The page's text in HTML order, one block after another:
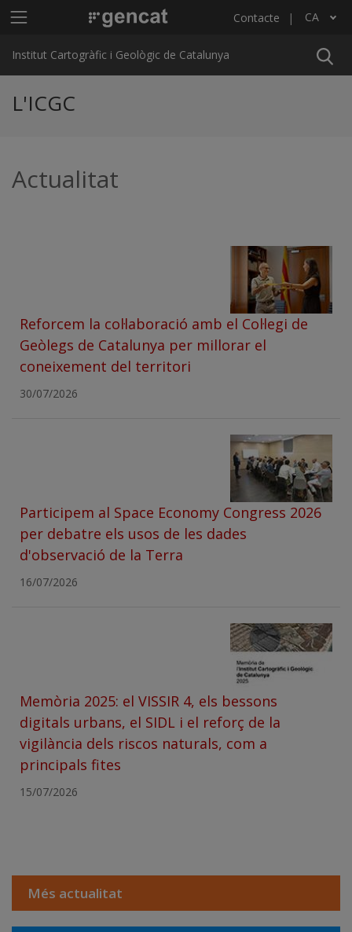
Menú principal ICGC Contacte CA
Llista les accions addicionals
Institut Cartogràfic i Geològic de Catalunya
L'ICGC
Actualitat
Reforcem la col·laboració amb el Col·legi de
Geòlegs de Catalunya per millorar el
coneixement del territori
30/07/2026
Participem al Space Economy Congress 2026
per debatre els usos de les dades
d'observació de la Terra
16/07/2026
Memòria 2025: el VISSIR 4, els bessons
digitals urbans, el SIDL i el reforç de la
vigilància dels riscos naturals, com a
principals fites
15/07/2026
Més actualitat